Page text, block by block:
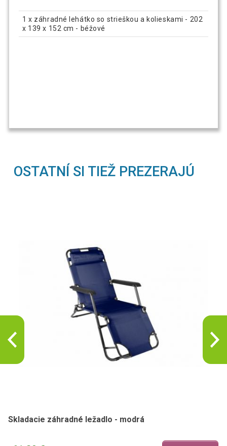
1 x záhradné lehátko so strieškou a kolieskami - 202
x 139 x 152 cm - béžové
OSTATNÍ SI TIEŽ PREZERAJÚ
Skladacie záhradné ležadlo - modrá